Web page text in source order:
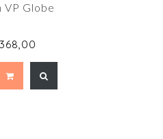
VP Globe